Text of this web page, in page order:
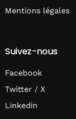
Mentions légales
Suivez-nous
Facebook
Twitter / X
Linkedin